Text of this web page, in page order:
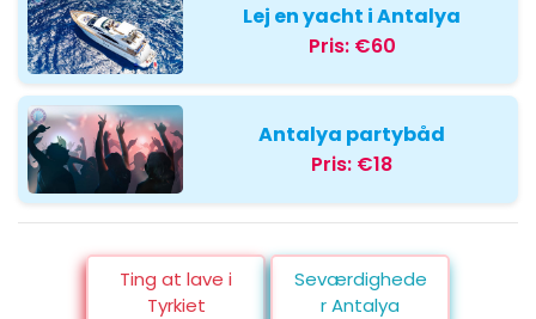
Lej en yacht i Antalya
Pris: €60
Antalya partybåd
Pris: €18
Ting at lave i
Tyrkiet
Seværdighede
r Antalya